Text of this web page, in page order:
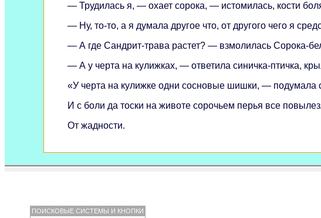
— Трудилась я, — охает сорока, — истомилась, кости
— Ну, то-то, а я думала другое что, от другого чего я
— А где Сандрит-трава растет? — взмолилась Сорока-
— А у черта на кулижках, — ответила синичка-птичка,
«У черта на кулижке одни сосновые шишки, — подумала
И с боли да тоски на животе сорочьем перья все
От жадности.
ПОИСКОВЫЕ СИСТЕМЫ И КНОПКИ